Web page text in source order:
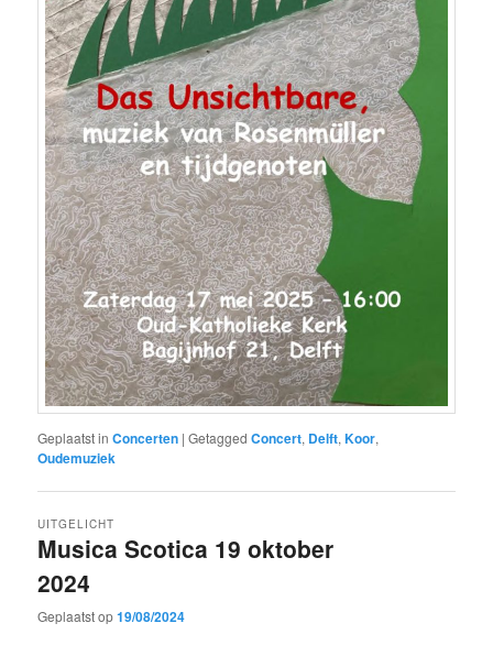
Geplaatst in Concerten |Getagged Concert, Delft,Koor,
Oudemuziek
Musica Scotica 19 oktober
2024
UITGELICHT
Geplaatst op19/08/2024